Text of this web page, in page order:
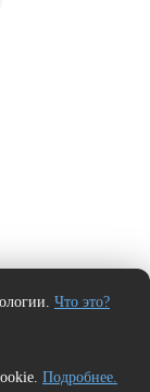
Что это?
Подробнее.